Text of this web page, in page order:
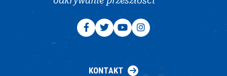
KONTAKT